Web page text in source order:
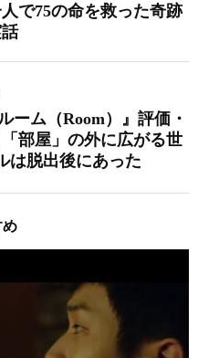
で75の命を救った奇跡
ーム（Room）』評価・
部屋」の外に広がる世
は脱出後にあった